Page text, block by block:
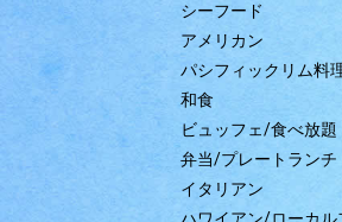
シーフード
アメリカン
パシフィックリム料
和食
ビュッフェ/食べ放題
弁当/プレートランチ
イタリアン